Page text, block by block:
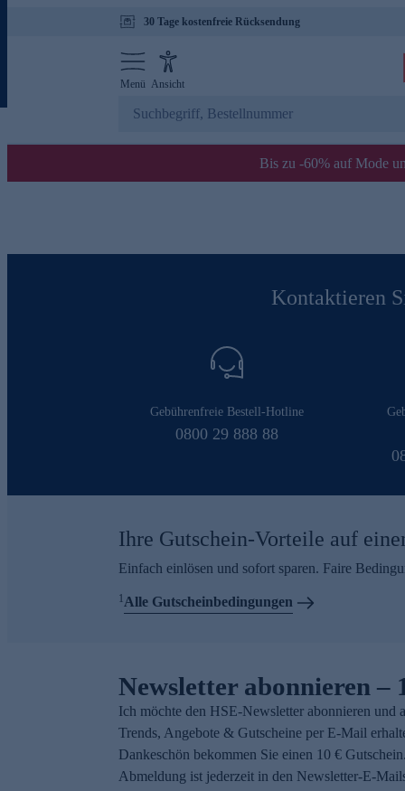
30 Tage kostenfreie Rücksendung
Menü Ansicht
Bis zu -60% auf Mode
Kontaktieren
Gebührenfreie Bestell-Hotline
0800 29 888 88
Ihre Gutschein-Vorteile auf
Einfach einlösen und sofort sparen. Faire
1Alle Gutscheinbedingungen
Newsletter abonnieren –
Ich möchte den HSE-Newsletter abonnieren und
Trends, Angebote & Gutscheine per E-Mail
Dankeschön bekommen Sie einen 10 €
Abmeldung ist jederzeit in den Newsletter-E-